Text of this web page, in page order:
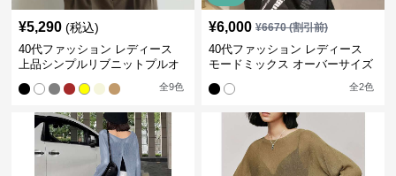
¥5,290 (税込)
40代ファッション レディース
上品シンプルリブニットプルオ
全9色
¥6,000 ¥6670(割引前)
40代ファッション レディース
モードミックス オーバーサイズ
全2色